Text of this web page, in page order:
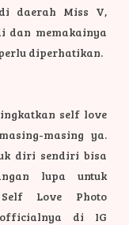
daerah Miss V,
dan memakainya
diperhatikan.
self love
masing ya.
diri sendiri bisa
lupa untuk
Love Photo
di IG